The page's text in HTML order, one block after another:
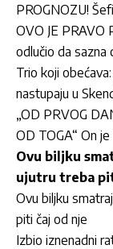
PROGNOZU!
OVO JE PRAVO
odlučio da sazna
Trio koji
nastupaju u
„OD PRVOG
OD TOGA“ On
Ovu biljku
ujutru treba
Ovu biljku
piti čaj od nje
Izbio iznenadni